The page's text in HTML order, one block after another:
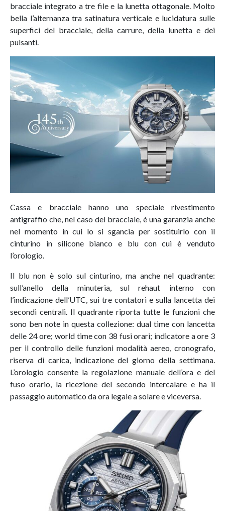
bracciale integrato a tre file e la lunetta ottagonale. Molto
bella l’alternanza tra satinatura verticale e lucidatura sulle
superfici del bracciale, della carrure, della lunetta e dei
pulsanti.
Cassa e bracciale hanno uno speciale rivestimento
antigraffio che, nel caso del bracciale, è una garanzia anche
nel momento in cui lo si sgancia per sostituirlo con il
cinturino in silicone bianco e blu con cui è venduto
l’orologio.
Il blu non è solo sul cinturino, ma anche nel quadrante:
sull’anello della minuteria, sul rehaut interno con
l’indicazione dell’UTC, sui tre contatori e sulla lancetta dei
secondi centrali. Il quadrante riporta tutte le funzioni che
sono ben note in questa collezione: dual time con lancetta
delle 24 ore; world time con 38 fusi orari; indicatore a ore 3
per il controllo delle funzioni modalità aereo, cronografo,
riserva di carica, indicazione del giorno della settimana.
L’orologio consente la regolazione manuale dell’ora e del
fuso orario, la ricezione del secondo intercalare e ha il
passaggio automatico da ora legale a solare e viceversa.